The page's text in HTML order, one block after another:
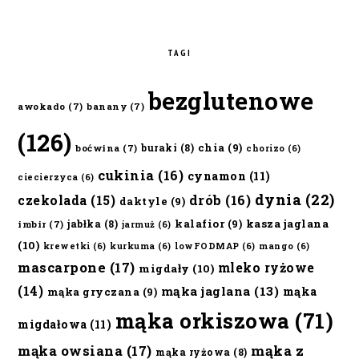
TAGI
awokado (7) banany (7) bezglutenowe
(126) boćwina (7) buraki (8) chia (9) chorizo (6)
ciecierzyca (6) cukinia (16) cynamon (11)
czekolada (15) daktyle (9) drób (16) dynia (22)
imbir (7) jabłka (8) jarmuż (6) kalafior(9) kasza jaglana
(10) krewetki (6) kurkuma (6) lowFODMAP (6) mango (6)
mascarpone (17) migdały (10) mleko ryżowe
(14) mąka gryczana (9) mąka jaglana (13) mąka
migdałowa (11) mąka orkiszowa (71)
mąka owsiana (17) mąka ryżowa (8) mąka z